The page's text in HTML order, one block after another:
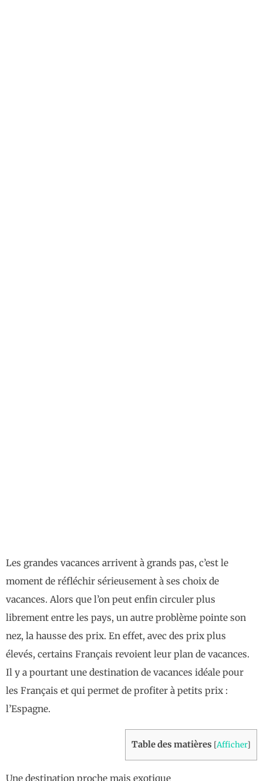
Les grandes vacances arrivent à grands pas, c’est le
moment de réfléchir sérieusement à ses choix de
vacances. Alors que l’on peut enfin circuler plus
librement entre les pays, un autre problème pointe son
nez, la hausse des prix. En effet, avec des prix plus
élevés, certains Français revoient leur plan de vacances.
Il y a pourtant une destination de vacances idéale pour
les Français et qui permet de profiter à petits prix :
l’Espagne.
Table des matières [Afficher]
Une destination proche mais exotique